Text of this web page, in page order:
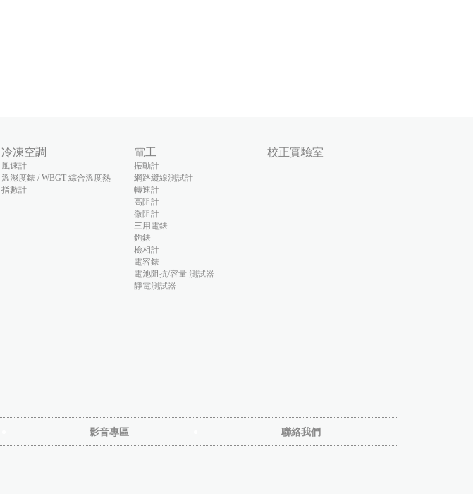
冷凍空調
風速計
溫濕度錶 / WBGT 綜合溫度熱
指數計
電工
振動計
網路纜線測試計
轉速計
高阻計
微阻計
三用電錶
鉤錶
檢相計
電容錶
電池阻抗/容量 測試器
靜電測試器
校正實驗室
影音專區 聯絡我們